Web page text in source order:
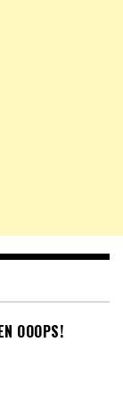
OOOPS!